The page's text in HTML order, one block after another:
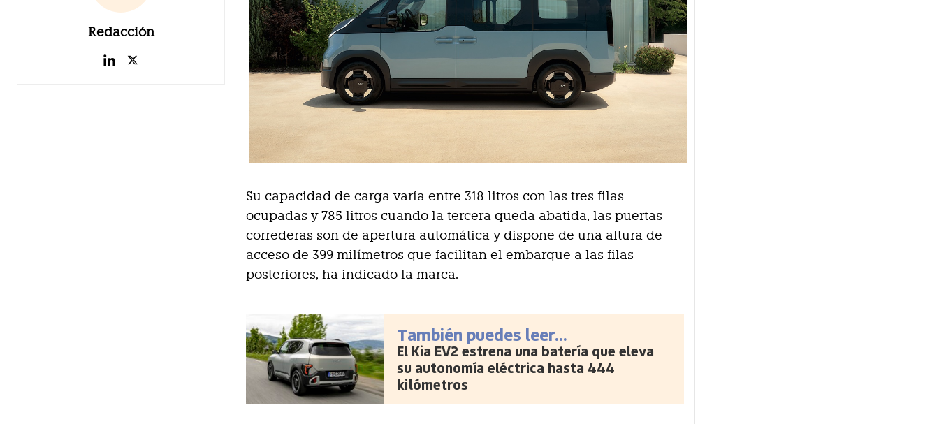
Redacción
Su capacidad de carga varía entre 318 litros con las tres filas
ocupadas y 785 litros cuando la tercera queda abatida, las puertas
correderas son de apertura automática y dispone de una altura de
acceso de 399 milímetros que facilitan el embarque a las filas
posteriores, ha indicado la marca.
También puedes leer...
El Kia EV2 estrena una batería que eleva
su autonomía eléctrica hasta 444
kilómetros